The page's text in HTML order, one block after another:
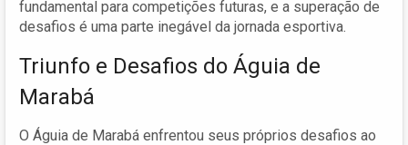
fundamental para competições futuras, e a superação de
desafios é uma parte inegável da jornada esportiva.
Triunfo e Desafios do Águia de
Marabá
O Águia de Marabá enfrentou seus próprios desafios ao